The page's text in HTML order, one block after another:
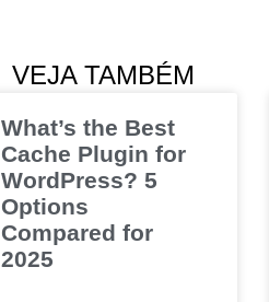
VEJA TAMBÉM
What’s the Best
Cache Plugin for
WordPress? 5
Options
Compared for
2025